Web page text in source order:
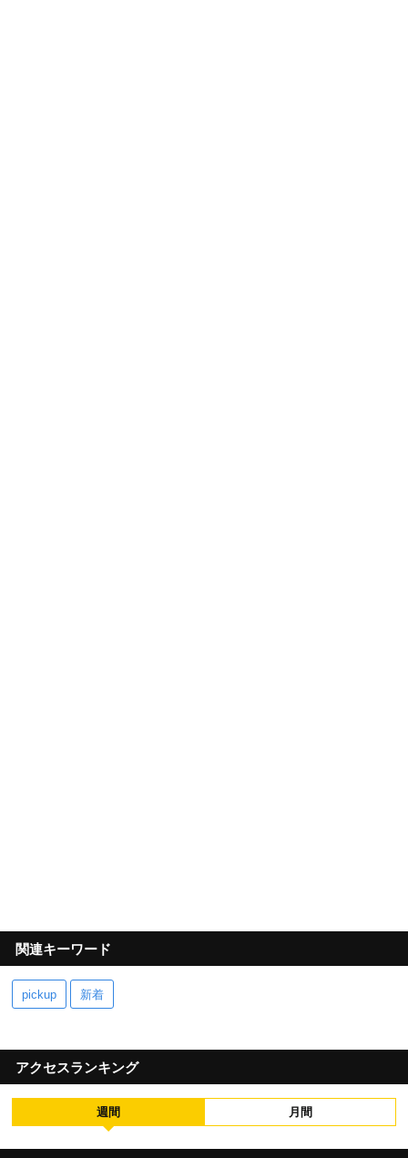
関連キーワード
pickup 新着
アクセスランキング
週間 月間